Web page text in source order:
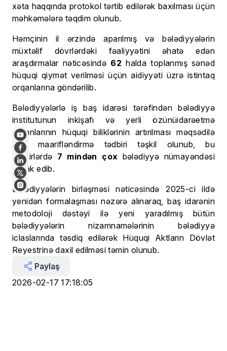
xəta haqqında protokol tərtib edilərək baxılması üçün
məhkəmələrə təqdim olunub.
Həmçinin il ərzində aparılmış və bələdiyyələrin
müxtəlif dövrlərdəki fəaliyyətini əhatə edən
araşdırmalar nəticəsində 62 halda toplanmış sənəd
hüquqi qiymət verilməsi üçün aidiyyəti üzrə istintaq
orqanlarına göndərilib.
Bələdiyyələrlə iş baş idarəsi tərəfindən bələdiyyə
institutunun inkişafı və yerli özünüidarəetmə
orqanlarının hüquqi biliklərinin artırılması məqsədilə
273
maarifləndirmə tədbiri təşkil olunub, bu
tədbirlərdə 7 mindən çox bələdiyyə nümayəndəsi
iştirak edib.
Bələdiyyələrin birləşməsi nəticəsində 2025-ci ildə
yenidən formalaşması nəzərə alınaraq, baş idarənin
metodoloji dəstəyi ilə yeni yaradılmış bütün
bələdiyyələrin nizamnamələrinin bələdiyyə
iclaslarında təsdiq edilərək Hüquqi Aktların Dövlət
Reyestrinə daxil edilməsi təmin olunub.
Paylaş
2026-02-17 17:18:05